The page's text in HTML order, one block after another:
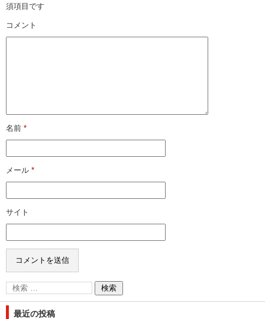
須項目です
コメント
名前 *
メール *
サイト
最近の投稿